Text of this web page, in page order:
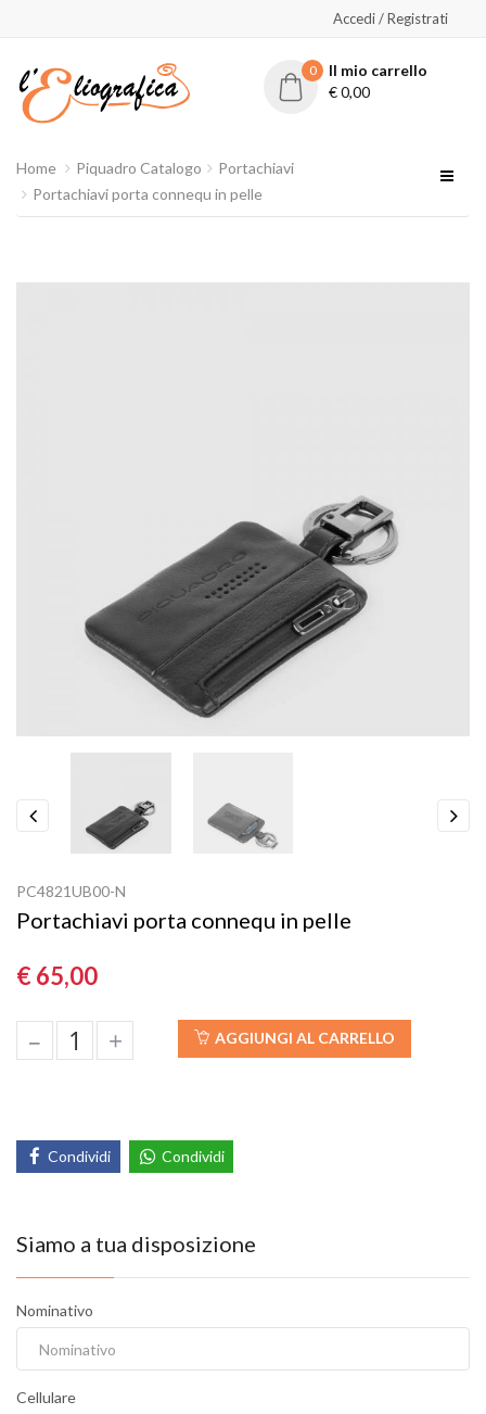
Accedi / Registrati
0
Il mio carrello
€0,00
Home Piquadro Catalogo
Portachiavi
Portachiavi porta connequ in pelle
PC4821UB00-N
Portachiavi porta connequ in pelle
€ 65,00
– + AGGIUNGI AL CARRELLO
Condividi Condividi
Siamo a tua disposizione
Nominativo
Cellulare